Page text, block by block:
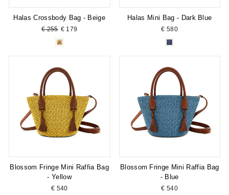
Halas Crossbody Bag - Beige
Regular
price
€ 255 Sale
price
€ 179
Halas Mini Bag - Dark Blue
€ 580
Blossom Fringe Mini Raffia Bag
- Yellow
€ 540
Blossom Fringe Mini Raffia Bag
- Blue
€ 540